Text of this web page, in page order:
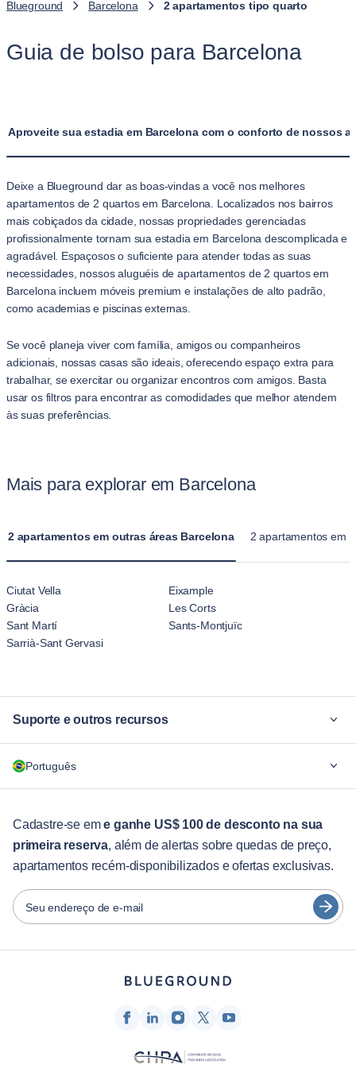
Blueground Barcelona 2 apartamentos tipo quarto
Guia de bolso para Barcelona
Aproveite sua estadia em Barcelona com o conforto de nossos
Deixe a Blueground dar as boas-vindas a você nos melhores
apartamentos de 2 quartos em Barcelona. Localizados nos bairros
mais cobiçados da cidade, nossas propriedades gerenciadas
profissionalmente tornam sua estadia em Barcelona descomplicada e
agradável. Espaçosos o suficiente para atender todas as suas
necessidades, nossos aluguéis de apartamentos de 2 quartos em
Barcelona incluem móveis premium e instalações de alto padrão,
como academias e piscinas externas.
Se você planeja viver com família, amigos ou companheiros
adicionais, nossas casas são ideais, oferecendo espaço extra para
trabalhar, se exercitar ou organizar encontros com amigos. Basta
usar os filtros para encontrar as comodidades que melhor atendem
às suas preferências.
Mais para explorar em Barcelona
2 apartamentos em outras áreas Barcelona 2 apartamentos em
Ciutat Vella
Eixample
Gràcia
Les Corts
Sant Martí
Sants-Montjuïc
Sarrià-Sant Gervasi
Suporte e outros recursos
Para empresas
Serviços aos hóspedes
Guias da cidade
Parceiros
Operadoras de aluguel mobiliado
Influenciadores e afiliados
Português
English
Português
Español
Cadastre-se eme ganhe US$ 100 de desconto na sua
primeira reserva, além de alertas sobre quedas de preço,
apartamentos recém-disponibilizados e ofertas exclusivas.
Seu endereço de e-mail